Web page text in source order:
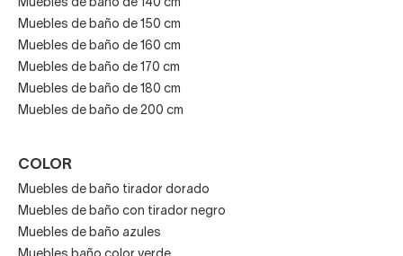
Muebles de baño de 140 cm
Muebles de baño de 150 cm
Muebles de baño de 160 cm
Muebles de baño de 170 cm
Muebles de baño de 180 cm
Muebles de baño de 200 cm
COLOR
Muebles de baño tirador dorado
Muebles de baño con tirador negro
Muebles de baño azules